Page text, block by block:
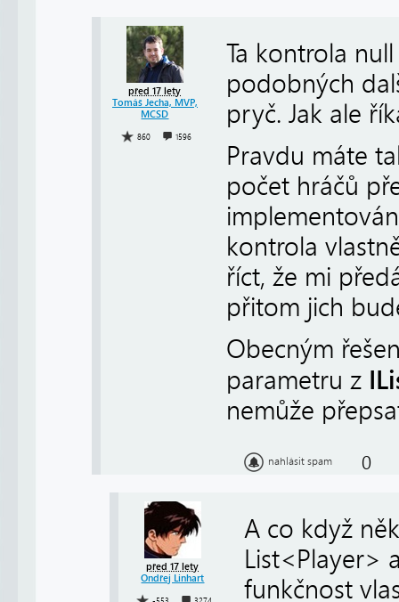
před 17 lety
Tomáš Jecha, MVP,
MCSD
860 1596
Ta kontrola
podobných
pryč. Jak ale
Pravdu máte
počet hráčů
kontrola
říct, že mi
přitom jich
Obecným
parametru z
nemůže
nahlásit spam 0
před 17 lety
Ondřej Linhart
A co když
List<Player>
funkčnost